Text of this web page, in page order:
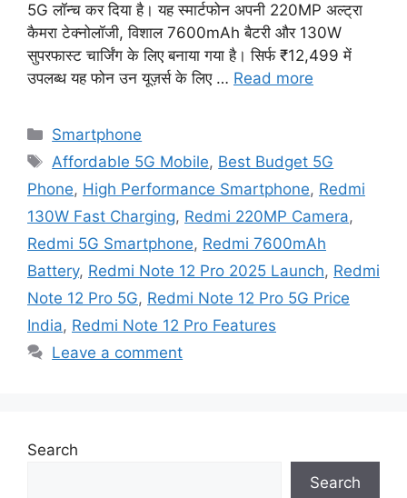
5G लॉन्च कर दिया है। यह स्मार्टफोन अपनी 220MP अल्ट्रा
कैमरा टेक्नोलॉजी, विशाल 7600mAh बैटरी और 130W
सुपरफास्ट चार्जिंग के लिए बनाया गया है। सिर्फ ₹12,499 में
उपलब्ध यह फोन उन यूज़र्स के लिए … Read more
Categories
Smartphone
Tags
Affordable 5G Mobile, Best Budget 5G
Phone, High Performance Smartphone, Redmi
130W Fast Charging, Redmi 220MP Camera,
Redmi 5G Smartphone, Redmi 7600mAh
Battery, Redmi Note 12 Pro 2025 Launch, Redmi
Note 12 Pro 5G, Redmi Note 12 Pro 5G Price
India, Redmi Note 12 Pro Features
Leave a comment
Search
Search